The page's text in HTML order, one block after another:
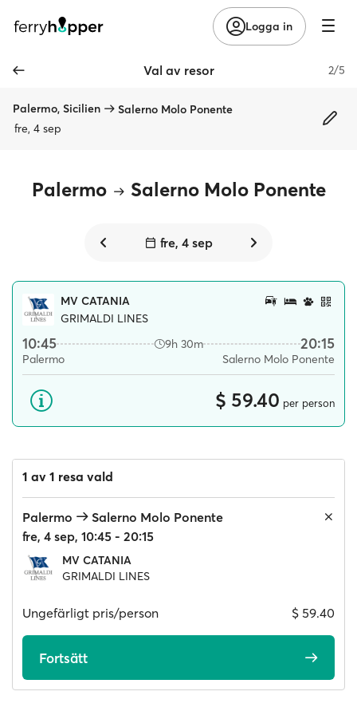
Logga in
Val av resor 2/5
Palermo, Sicilien
Salerno Molo Ponente
fre, 4 sep
Palermo Salerno Molo Ponente
fre, 4 sep
MV CATANIA
GRIMALDI LINES
10:45 9h 30m 20:15
Palermo Salerno Molo Ponente
$ 59.40 per person
1 av 1 resa vald
Palermo
Salerno Molo Ponente
fre, 4 sep, 10:45 - 20:15
MV CATANIA
GRIMALDI LINES
Ungefärligt pris/person $ 59.40
Fortsätt